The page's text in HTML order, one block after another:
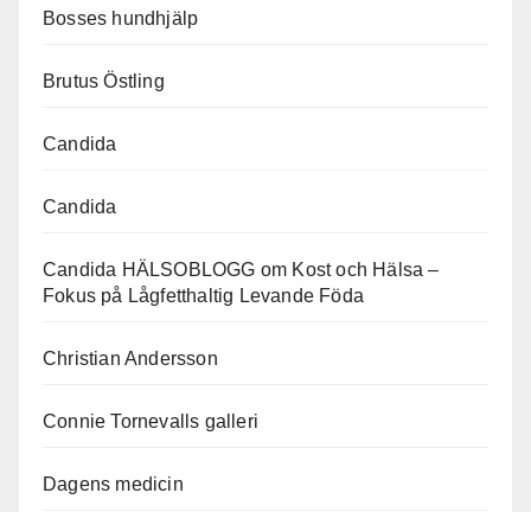
Bosses hundhjälp
Brutus Östling
Candida
Candida
Candida HÄLSOBLOGG om Kost och Hälsa –
Fokus på Lågfetthaltig Levande Föda
Christian Andersson
Connie Tornevalls galleri
Dagens medicin